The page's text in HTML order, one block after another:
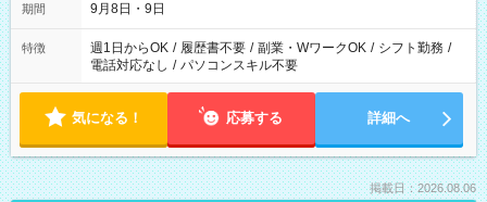
期間 9月8日・9日
特徴 週1日からOK / 履歴書不要 / 副業・WワークOK / シフト勤務 /
電話対応なし / パソコンスキル不要
気になる！ 応募する 詳細へ
掲載日：2026.08.06